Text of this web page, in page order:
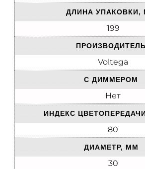
ДЛИНА УПАКОВКИ,
199
ПРОИЗВОДИТЕЛЬ
Voltega
С ДИММЕРОМ
Нет
ИНДЕКС ЦВЕТОПЕРЕДАЧИ
80
ДИАМЕТР, ММ
30